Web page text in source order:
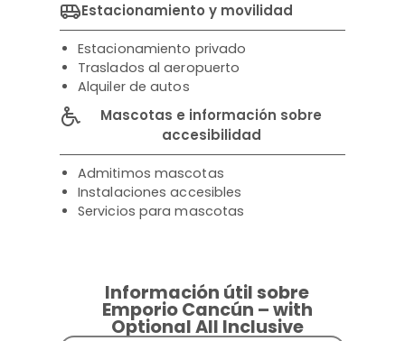
Estacionamiento y movilidad
Estacionamiento privado
Traslados al aeropuerto
Alquiler de autos
Mascotas e información sobre
accesibilidad
Admitimos mascotas
Instalaciones accesibles
Servicios para mascotas
Información útil sobre
Emporio Cancún – with
Optional All Inclusive